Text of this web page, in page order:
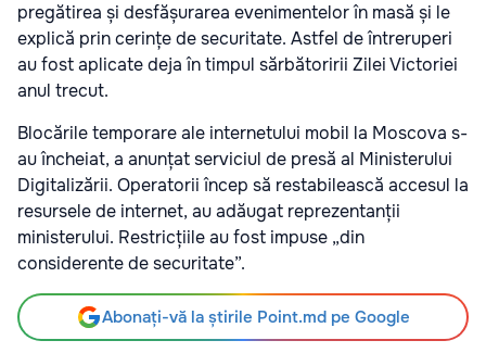
pregătirea și desfășurarea evenimentelor în masă și le
explică prin cerințe de securitate. Astfel de întreruperi
au fost aplicate deja în timpul sărbătoririi Zilei Victoriei
anul trecut.
Blocările temporare ale internetului mobil la Moscova s-
au încheiat, a anunțat serviciul de presă al Ministerului
Digitalizării. Operatorii încep să restabilească accesul la
resursele de internet, au adăugat reprezentanții
ministerului. Restricțiile au fost impuse „din
considerente de securitate”.
Abonați-vă la știrile Point.md pe Google